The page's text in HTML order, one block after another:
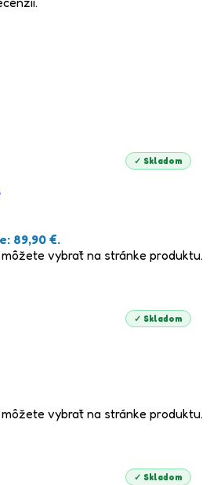
✓ Skladom
89,90 €.
vybrať na stránke produktu.
✓ Skladom
vybrať na stránke produktu.
✓ Skladom